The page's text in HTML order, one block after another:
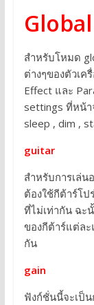
สำหรับโหมด
ต่างๆของตัวเค
Effect และ
settings ที่หน้า
sleep , dim ,
guitar
สำหรับการเล่น
ต้องใช้กีต้าร์โ
ที่ไม่เท่ากัน ฉะ
ของกีต้าร์แต่ละ
กัน
gain
ฟังก์ชั่นนี้จะเป็